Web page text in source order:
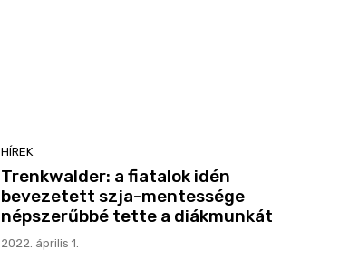
HÍREK
Trenkwalder: a fiatalok idén
bevezetett szja-mentessége
népszerűbbé tette a diákmunkát
2022. április 1.